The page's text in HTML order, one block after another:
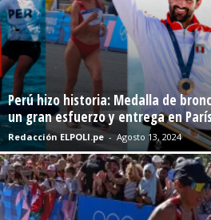
Perú hizo historia: Medalla de
un gran esfuerzo y entrega en
Redacción ELPOLI.pe - Agosto 13, 2024